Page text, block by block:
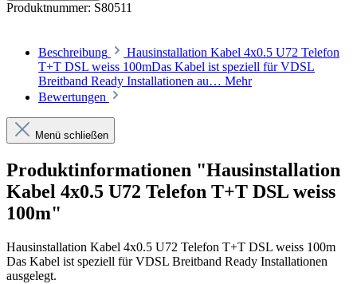
Produktnummer: S80511
Beschreibung
Hausinstallation Kabel 4x0.5 U72 Telefon
T+T DSL weiss 100mDas Kabel ist speziell für VDSL
Breitband Ready Installationen au… Mehr
Bewertungen
Menü schließen
Produktinformationen "Hausinstallation
Kabel 4x0.5 U72 Telefon T+T DSL weiss
100m"
Hausinstallation Kabel 4x0.5 U72 Telefon T+T DSL weiss 100m
Das Kabel ist speziell für VDSL Breitband Ready Installationen
ausgelegt.